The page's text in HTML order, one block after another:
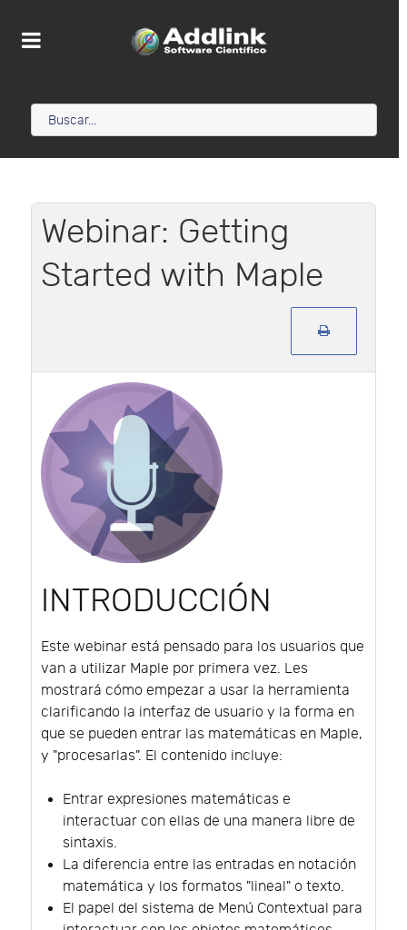
Webinar: Getting
Started with Maple
INTRODUCCIÓN
Este webinar está pensado para los usuarios que
van a utilizar Maple por primera vez. Les
mostrará cómo empezar a usar la herramienta
clarificando la interfaz de usuario y la forma en
que se pueden entrar las matemáticas en Maple,
y "procesarlas". El contenido incluye:
Entrar expresiones matemáticas e
interactuar con ellas de una manera libre de
sintaxis.
La diferencia entre las entradas en notación
matemática y los formatos "lineal" o texto.
El papel del sistema de Menú Contextual para